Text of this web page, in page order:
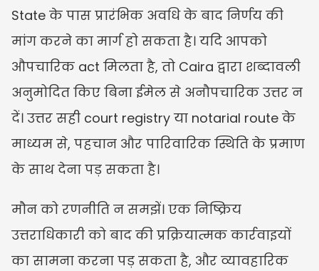
State के पास प्रारंभिक अवधि के बाद निर्णय की
मांग करने का मार्ग हो सकता है। यदि आपको
औपचारिक act मिलता है, तो Caira द्वारा शब्दावली
अनुमोदित किए बिना ईमेल से अनौपचारिक उत्तर न
दें। उत्तर सही court registry या notarial route के
माध्यम से, पहचान और पारिवारिक स्थिति के प्रमाण
के साथ देना पड़ सकता है।
मौन को रणनीति न समझें। एक निष्क्रिय
उत्तराधिकारी को बाद की प्रक्रियात्मक कार्रवाइयों
का सामना करना पड़ सकता है, और व्यावहारिक